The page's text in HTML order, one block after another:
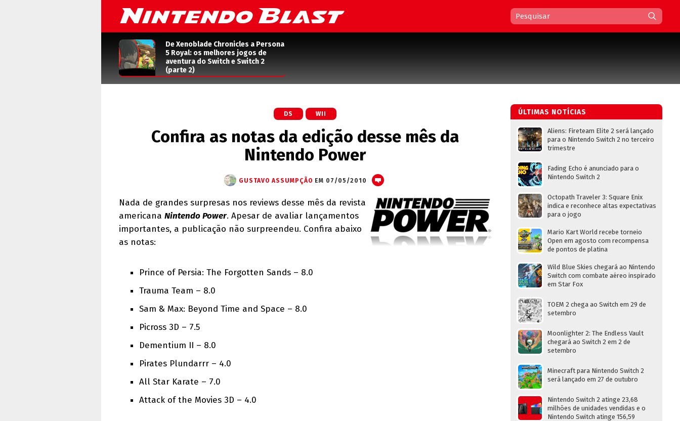
De Xenoblade Chronicles a Persona
5 Royal: os melhores jogos de
aventura do Switch e Switch 2
(parte 2)
DS WII
Confira as notas da edição desse mês da
Nintendo Power
GUSTAVO ASSUMPÇÃO EM 07/05/2010
Nada de grandes surpresas nos reviews desse mês da revista
americana Nintendo Power. Apesar de avaliar lançamentos
importantes, a publicação não surpreendeu. Confira abaixo
as notas:
Prince of Persia: The Forgotten Sands – 8.0
Trauma Team – 8.0
Sam & Max: Beyond Time and Space – 8.0
Picross 3D – 7.5
Dementium II – 8.0
Pirates Plundarrr – 4.0
All Star Karate – 7.0
Attack of the Movies 3D – 4.0
ÚLTIMAS NOTÍCIAS
Aliens: Fireteam Elite 2 será lançado
para o Nintendo Switch 2 no terceiro
trimestre
Fading Echo é anunciado para o
Nintendo Switch 2
Octopath Traveler 3: Square Enix
indica e reconhece altas expectativas
para o jogo
Mario Kart World recebe torneio
Open em agosto com recompensa
de pontos de platina
Wild Blue Skies chegará ao Nintendo
Switch com combate aéreo inspirado
em Star Fox
TOEM 2 chega ao Switch em 29 de
setembro
Moonlighter 2: The Endless Vault
chegará ao Switch 2 em 2 de
setembro
Minecraft para Nintendo Switch 2
será lançado em 27 de outubro
Nintendo Switch 2 atinge 23,68
milhões de unidades vendidas e o
Nintendo Switch atinge 156,59